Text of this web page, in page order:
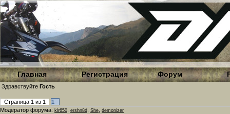
Главная Регистрация Форум
Здравствуйте Гость
Страница 1 из 1
1
Модератор форума: klr650 ershn8d She demonizer